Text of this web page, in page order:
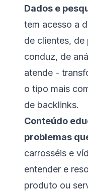
Dados e
tem acesso a
de clientes, de
conduz, de
atende -
o tipo mais
de backlinks.
Conteúdo
problemas
carrosséis e
entender e
produto ou